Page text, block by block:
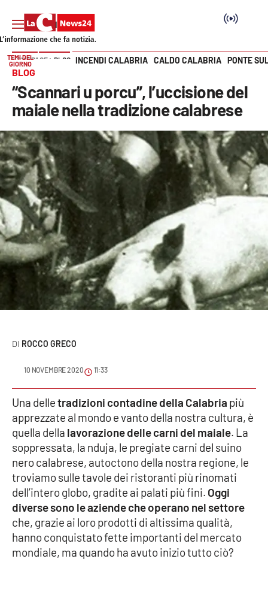
SEZIONI
Politica
Attualità
Economia e lavoro
Italia Mondo
Sanità
Sport
Cultura
Podcast
Meteo
Editoriali
VIDEO
Ambiente
Cronaca
Vai
TEMI DEL
GIORNO
INCENDI CALABRIA CALDO CALABRIA PONTE
HOME PAGE BLOG
BLOG
“Scannari u porcu”, l’uccisione del
maiale nella tradizione calabrese
ROCCO GRECO
10 NOVEMBRE 2020 11:33
Una delletradizioni contadine della Calabria più
apprezzate al mondo e vanto della nostra cultura, è
quella della lavorazione delle carni del maiale. La
soppressata, la nduja, le pregiate carni del suino
nero calabrese, autoctono della nostra regione, le
troviamo sulle tavole dei ristoranti più rinomati
dell’intero globo, gradite ai palati più fini. Oggi
diverse sono le aziende che operano nel settore
che, grazie ai loro prodotti di altissima qualità,
hanno conquistato fette importanti del mercato
mondiale, ma quando ha avuto inizio tutto ciò?